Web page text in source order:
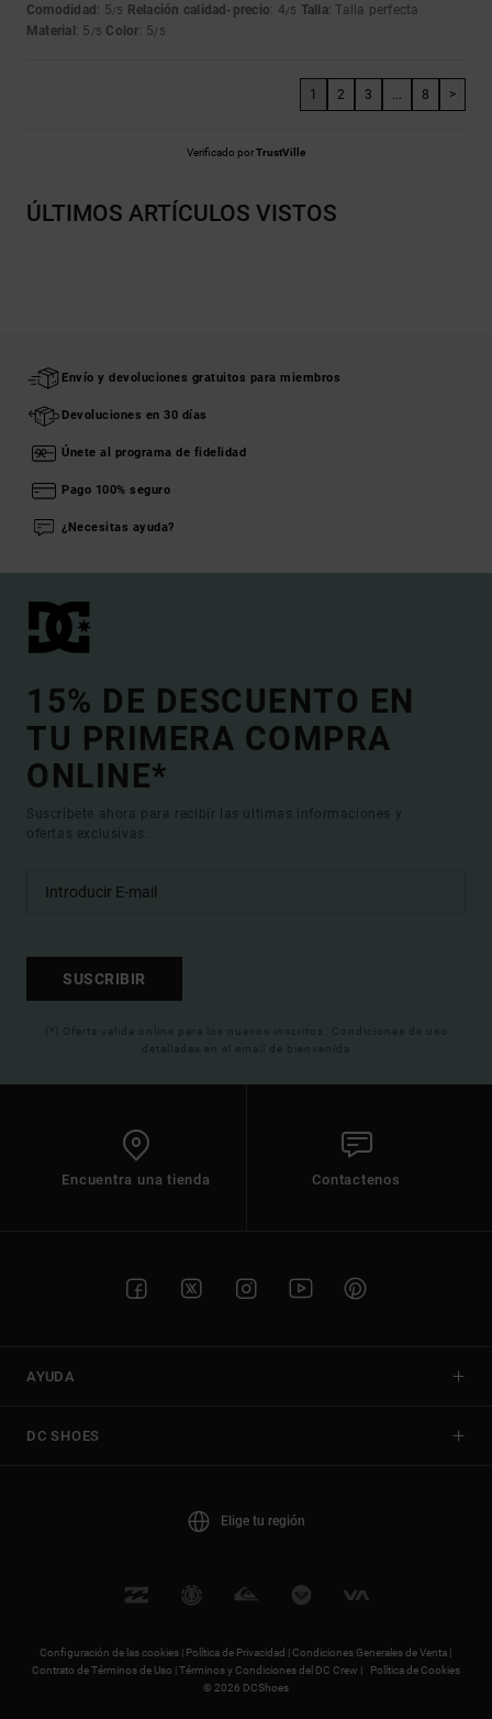
Comodidad: 5/5 Relación calidad-precio: 4/5 Talla: Talla perfecta
Material: 5 /5 Color: 5/5
1 2 3 8 >
Verificado porTrustVille
ÚLTIMOS ARTÍCULOS VISTOS
Envío y devoluciones gratuitos para miembros
Devoluciones en 30 días
Únete al programa de fidelidad
Pago 100% seguro
¿Necesitas ayuda?
15% DE DESCUENTO EN
TU PRIMERA COMPRA
ONLINE*
Suscríbete ahora para recibir las ultimas informaciones y
ofertas exclusivas.
SUSCRIBIR
(*) Oferta valida online para los nuevos inscritos. Condiciones de uso
detalladas en el email de bienvenida
Encuentra una tienda Contactenos
AYUDA
DC SHOES
Elige tu región
Configuración de las cookies | Política de Privacidad |Condiciones Generales de Venta |
Contrato de Términos de Uso |Términos y Condiciones del DC Crew |
Política de Cookies
© 2026 DCShoes